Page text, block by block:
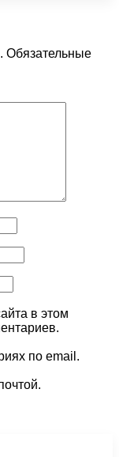
Обязательные
в этом
по email.